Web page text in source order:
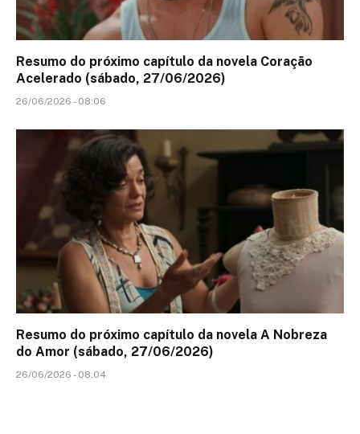
Resumo do próximo capítulo da novela Coração
Acelerado (sábado, 27/06/2026)
26/06/2026 - 08:06
Resumo do próximo capítulo da novela A Nobreza
do Amor (sábado, 27/06/2026)
26/06/2026 - 08:04